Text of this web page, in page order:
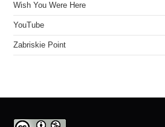
Wish You Were Here
YouTube
Zabriskie Point